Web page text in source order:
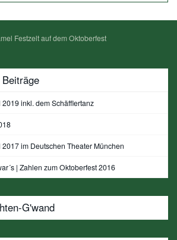
Festzelt auf dem Oktoberfest
inkl. dem Schäfflertanz
im Deutschen Theater München
| Zahlen zum Oktoberfest 2016
G'wand